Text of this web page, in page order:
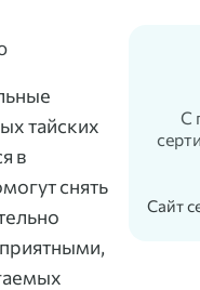
тайских
в
снять
С
Сайт